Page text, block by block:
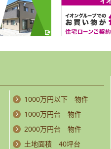
1000万円以下 物件
1000万円台 物件
2000万円台 物件
土地面積 40坪台